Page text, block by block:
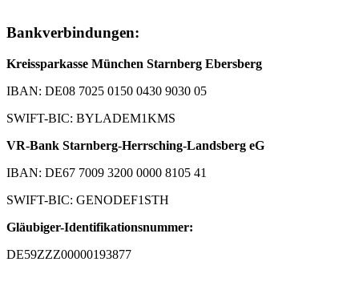
Bankverbindungen:
Kreissparkasse München Starnberg Ebersberg
IBAN: DE08 7025 0150 0430 9030 05
SWIFT-BIC: BYLADEM1KMS
VR-Bank Starnberg-Herrsching-Landsberg eG
IBAN: DE67 7009 3200 0000 8105 41
SWIFT-BIC: GENODEF1STH
Gläubiger-Identifikationsnummer:
DE59ZZZ00000193877